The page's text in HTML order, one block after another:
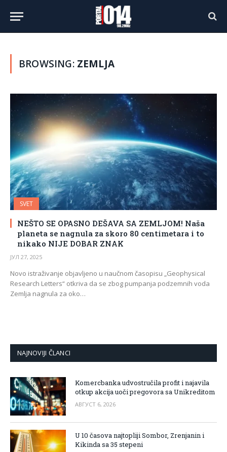
BROWSING: ZEMLJA
SVET
NEŠTO SE OPASNO DEŠAVA SA ZEMLJOM! Naša
planeta se nagnula za skoro 80 centimetara i to
nikako NIJE DOBAR ZNAK
ЈУЛ 27, 2025
Novo istraživanje objavljeno u naučnom časopisu „Geophysical
Research Letters“ otkriva da se zbog pumpanja podzemnih voda
Zemlja nagnula za oko…
NAJNOVIJI ČLANCI
Komercbanka udvostručila profit i najavila
otkup akcija uoči pregovora sa Unikreditom
АВГУСТ 6, 2026
U 10 časova najtopliji Sombor, Zrenjanin i
Kikinda sa 35 stepeni